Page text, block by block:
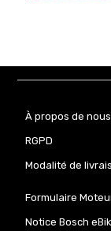
À propos de nous
RGPD
Modalité de
Formulaire
Notice Bosch